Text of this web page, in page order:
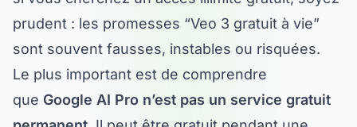
prudent : les promesses “Veo 3 gratuit à vie”
sont souvent fausses, instables ou risquées.
Le plus important est de comprendre
Google AI Pro n’est pas un service gratuit
permanent . Il peut être gratuit pendant une